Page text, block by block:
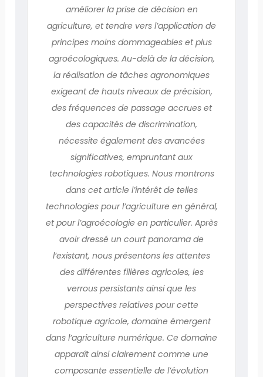
améliorer la prise de décision en
agriculture, et tendre vers l’application de
principes moins dommageables et plus
agroécologiques. Au-delà de la décision,
la réalisation de tâches agronomiques
exigeant de hauts niveaux de précision,
des fréquences de passage accrues et
des capacités de discrimination,
nécessite également des avancées
significatives, empruntant aux
technologies robotiques. Nous montrons
dans cet article l’intérêt de telles
technologies pour l’agriculture en général,
et pour l’agroécologie en particulier. Après
avoir dressé un court panorama de
l’existant, nous présentons les attentes
des différentes filières agricoles, les
verrous persistants ainsi que les
perspectives relatives pour cette
robotique agricole, domaine émergent
dans l’agriculture numérique. Ce domaine
apparaît ainsi clairement comme une
composante essentielle de l’évolution